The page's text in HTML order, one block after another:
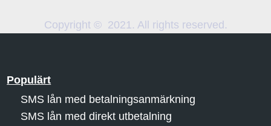
Copyright © 2021. All rights reserved.
Populärt
SMS lån med betalningsanmärkning
SMS lån med direkt utbetalning